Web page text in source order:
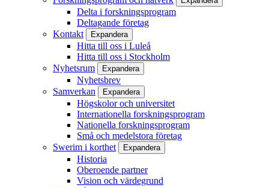
Delta i forskningsprogram
Deltagande företag
Kontakt
Expandera
Hitta till oss i Luleå
Hitta till oss i Stockholm
Nyhetsrum
Expandera
Nyhetsbrev
Samverkan
Expandera
Högskolor och universitet
Internationella forskningsprogram
Nationella forskningsprogram
Små och medelstora företag
Swerim i korthet
Expandera
Historia
Oberoende partner
Vision och värdegrund